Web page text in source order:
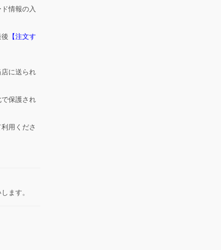
情報の入
【注文す
に送られ
保護され
用くださ
ます。